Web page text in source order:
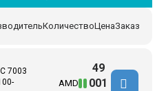
КоличествоЦенаЗаказ
7003
AMD
49
001